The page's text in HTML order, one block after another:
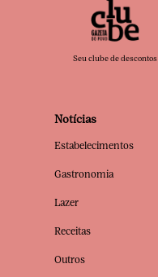
Seu clube de descontos
Notícias
Estabelecimentos
Gastronomia
Lazer
Receitas
Outros